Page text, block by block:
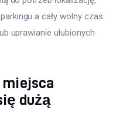
a cały wolny czas
uprawianie ulubionych
miejsca
dużą